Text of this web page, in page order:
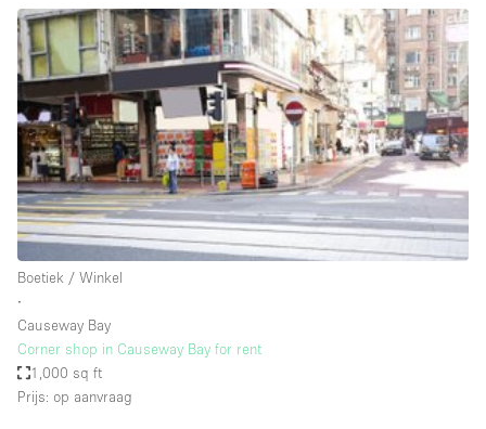
Markt / Festival
Ontvangsthal
Overige
Restaurant / Bar / Café
Salon
Unieke ruimte
Vergaderruimte
Winkel delen
Winkelruimte in winkelcentrum
Boetiek / Winkel
∙
Causeway Bay
Corner shop in Causeway Bay for rent
1,000 sq ft
Prijs: op aanvraag